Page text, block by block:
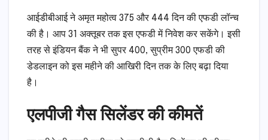
आईडीबीआई ने अमृत महोत्व 375 और 444 दिन की एफडी लॉन्च
की है। आप 31 अक्तूबर तक इस एफडी में निवेश कर सकेंगे। इसी
तरह से इंडियन बैंक ने भी सुपर 400, सुप्रीम 300 एफडी की
डेडलाइन को इस महीने की आखिरी दिन तक के लिए बढ़ा दिया
है।
एलपीजी गैस सिलेंडर की कीमतें